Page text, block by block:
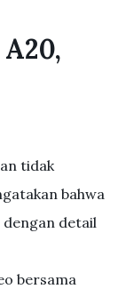
tidak
bahwa
dengan detail
bersama